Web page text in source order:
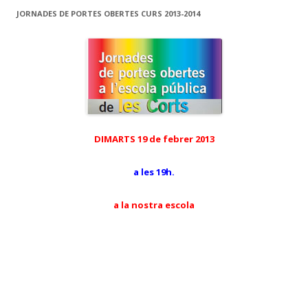
JORNADES DE PORTES OBERTES CURS 2013-2014
DIMARTS 19 de febrer 2013
a les 19h.
a la nostra escola